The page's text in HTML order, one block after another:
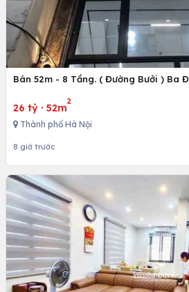
Bán 52m - 8 Tầng. ( Đường Bưởi ) Ba
26 tỷ · 52m
2
Thành phố Hà Nội
8 giờ trước